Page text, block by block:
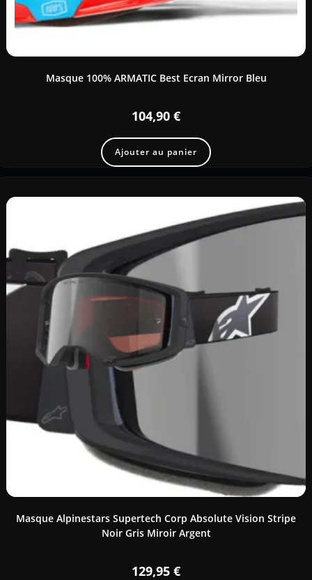
Masque 100% ARMATIC Best Ecran Mirror Bleu
104,90 €
Ajouter au panier
Masque Alpinestars Supertech Corp Absolute Vision Stripe
Noir Gris Miroir Argent
129,95 €